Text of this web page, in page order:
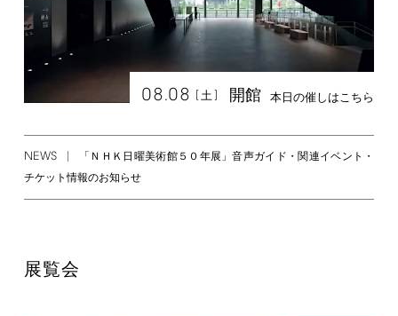
08.08 [土] 開館 本日の催しはこちら
NEWS
「ＮＨＫ日曜美術館５０年展」音声ガイド・関連イベント・
チケット情報のお知らせ
展覧会